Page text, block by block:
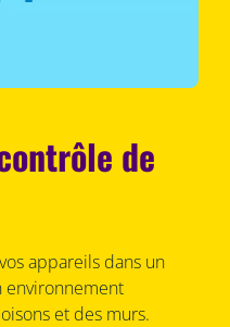
de
appareils dans un
environnement
et des murs.